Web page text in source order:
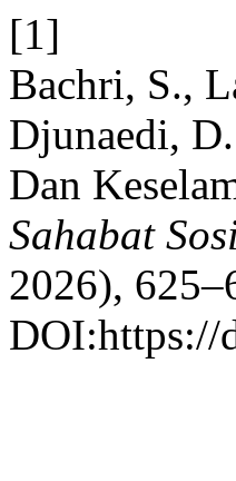
[1]
Bachri, S.,
Djunaedi,
Dan
Sahabat
2026),
DOI:https://